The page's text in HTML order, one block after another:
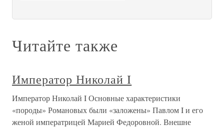
Читайте также
Император Николай I
Император Николай I Основные характеристики
«породы» Романовых были «заложены» Павлом I и его
женой императрицей Марией Федоровной. Внешне